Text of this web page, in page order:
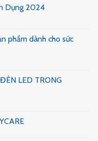
Dụng 2024
phẩm dành cho sức
LED TRONG